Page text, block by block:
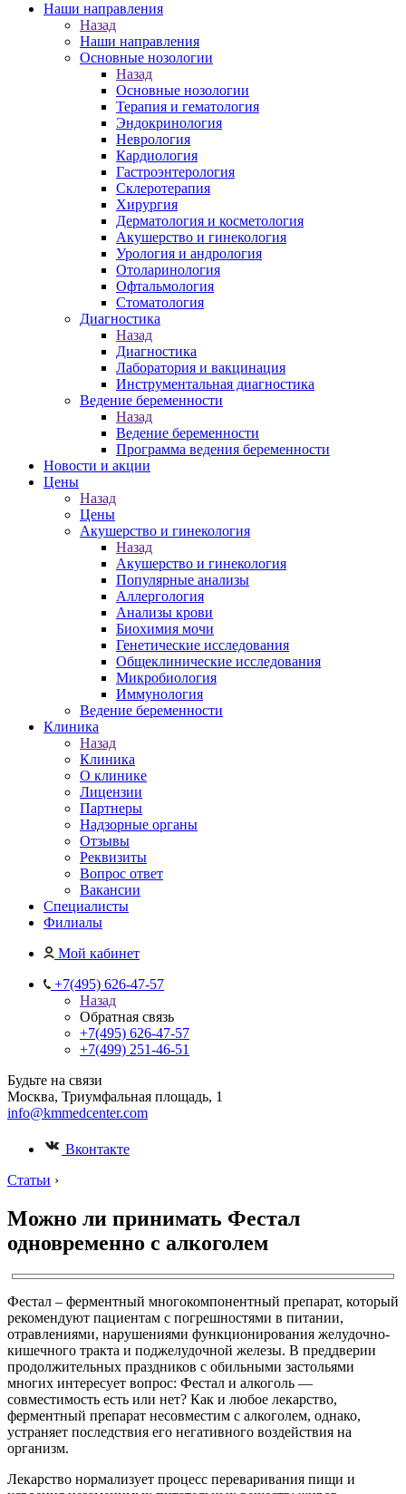
Наши направления
Назад
Наши направления
Основные нозологии
Назад
Основные нозологии
Терапия и гематология
Эндокринология
Неврология
Кардиология
Гастроэнтерология
Склеротерапия
Хирургия
Дерматология и косметология
Акушерство и гинекология
Урология и андрология
Отоларинология
Офтальмология
Стоматология
Диагностика
Назад
Диагностика
Лаборатория и вакцинация
Инструментальная диагностика
Ведение беременности
Назад
Ведение беременности
Программа ведения беременности
Новости и акции
Цены
Назад
Цены
Акушерство и гинекология
Назад
Акушерство и гинекология
Популярные анализы
Аллергология
Анализы крови
Биохимия мочи
Генетические исследования
Общеклинические исследования
Микробиология
Иммунология
Ведение беременности
Клиника
Назад
Клиника
О клинике
Лицензии
Партнеры
Надзорные органы
Отзывы
Реквизиты
Вопрос ответ
Вакансии
Специалисты
Филиалы
Мой кабинет
+7(495) 626-47-57
Назад
Обратная связь
+7(495) 626-47-57
+7(499) 251-46-51
Будьте на связи
Москва, Триумфальная площадь, 1
info@kmmedcenter.com
Вконтакте
Статьи ›
Можно ли принимать Фестал
одновременно с алкоголем
Фестал – ферментный многокомпонентный препарат, который
рекомендуют пациентам с погрешностями в питании,
отравлениями, нарушениями функционирования желудочно-
кишечного тракта и поджелудочной железы. В преддверии
продолжительных праздников с обильными застольями
многих интересует вопрос: Фестал и алкоголь —
совместимость есть или нет? Как и любое лекарство,
ферментный препарат несовместим с алкоголем, однако,
устраняет последствия его негативного воздействия на
организм.
Лекарство нормализует процесс переваривания пищи и